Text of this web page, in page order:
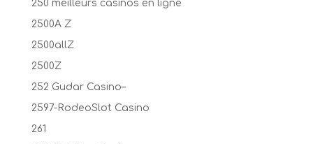
250 meilleurs casinos en ligne
2500A Z
2500allZ
2500Z
252 Gudar Casino–
2597-RodeoSlot Casino
261